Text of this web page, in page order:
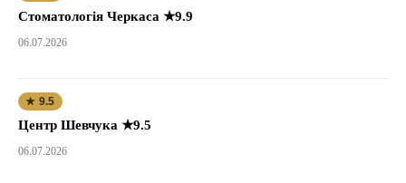
Стоматологія Черкаса ★9.9
06.07.2026
★ 9.5
Центр Шевчука ★9.5
06.07.2026